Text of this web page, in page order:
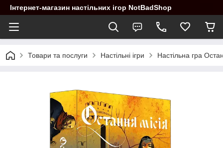
Інтернет-магазин настільних ігор NotBadShop
Товари та послуги Настільні ігри Настільна гра